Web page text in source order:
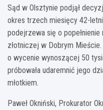
Sąd w Olsztynie podjął
okres trzech miesięcy 42-
podejrzewa się o
złotniczej w Dobrym
o wycenie wynoszącej 50
próbowała udaremnić jego
młotkiem.
Paweł Okniński, Prokurator